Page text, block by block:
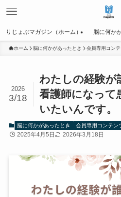
りじょぶマガジン（ホーム） 脳に何か
ホーム 脳に何かがあったとき 会員専用コンテ
わたしの経験が
看護師になって
いたいんです。
2026
3/18
脳に何かがあったとき 会員専用コンテン
2025年4月5日 2026年3月18日